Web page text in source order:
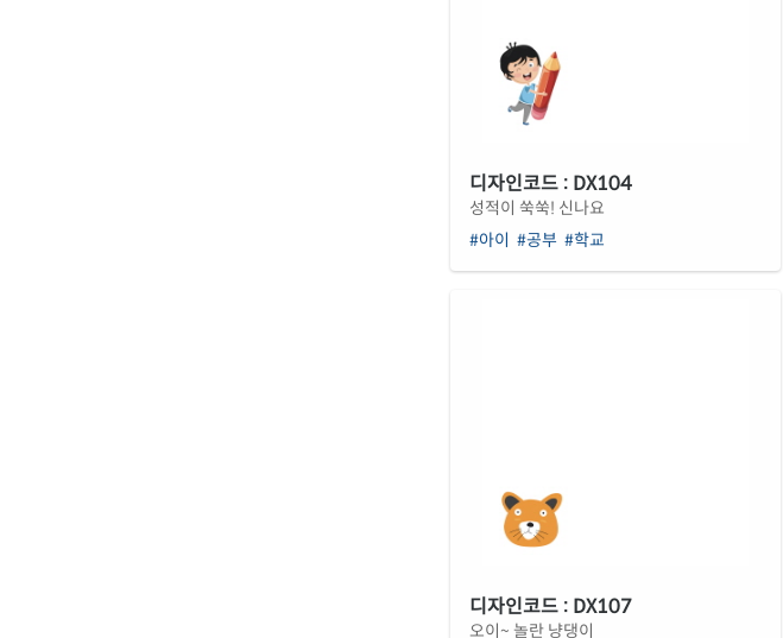
디자인코드 : DX104
성적이 쑥쑥! 신나요
#아이 #공부 #학교
디자인코드 : DX107
오이~ 놀란 냥댕이